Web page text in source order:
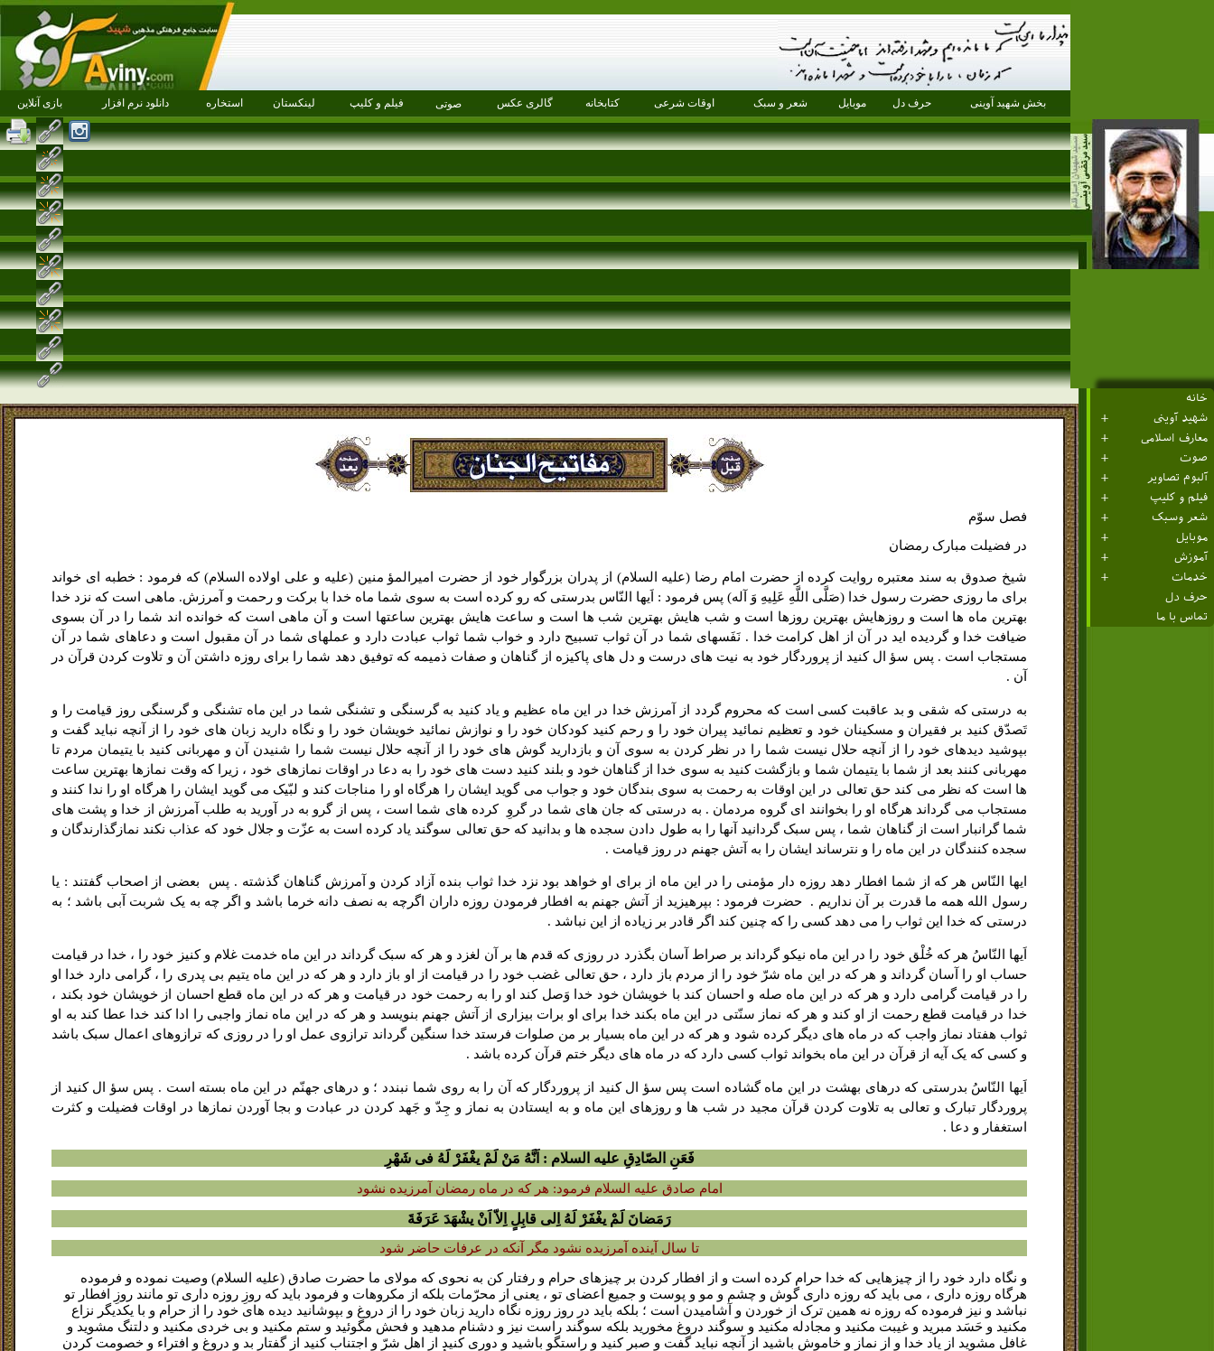
بخش شهید آوینی حرف دل موبایل شعر و سبک اوقات شرعی کتابخانه گالری عکس صوتی فیلم و کلیپ لینکستان استخاره دانلود نرم افزار بازی آنلاین
خانه
شهید آوینی
معارف اسلامی
صوت
آلبوم تصاویر
فیلم و کلیپ
شعر وسبک
موبایل
آموزش
خدمات
حرف دل
تماس با ما
فصل سوّم
در فضیلت مبارک رمضان
شیخ صدوق به سند معتبره روایت کرده از حضرت امام رضا (علیه السلام) از پدران بزرگوار خود از حضرت امیرالمؤ منین (علیه و على اولاده السلام) که فرمود : خطبه اى خواند
براى ما روزى حضرت رسول خدا (صَلَّى اللَّهِ عَلِیهِ وَ آله) پس فرمود : اَیها النّاس بدرستى که رو کرده است به سوى شما ماه خدا با برکت و رحمت و آمرزش. ماهى است که نزد خدا
بهترین ماه ها است و روزهایش بهترین روزها است و شب هایش بهترین شب ها است و ساعت هایش بهترین ساعتها است و آن ماهی است که خوانده اند شما را در آن بسوى
ضیافت خدا و گردیده اید در آن از اهل کرامت خدا . نَفَسهاى شما در آن ثواب تسبیح دارد و خواب شما ثواب عبادت دارد و عملهاى شما در آن مقبول است و دعاهاى شما در آن
مستجاب است . پس سؤ ال کنید از پروردگار خود به نیت هاى درست و دل هاى پاکیزه از گناهان و صفات ذمیمه که توفیق دهد شما را براى روزه داشتن آن و تلاوت کردن قرآن در
آن .
به درستى که شقى و بد عاقبت کسى است که محروم گردد از آمرزش خدا در این ماه عظیم و یاد کنید به گرسنگى و تشنگى شما در این ماه تشنگى و گرسنگى روز قیامت را و
تَصدّق کنید بر فقیران و مسکینان خود و تعظیم نمائید پیران خود را و رحم کنید کودکان خود را و نوازش نمائید خویشان خود را و نگاه دارید زبان هاى خود را از آنچه نباید گفت و
بپوشید دیدهاى خود را از آنچه حلال نیست شما را در نظر کردن به سوى آن و بازدارید گوش هاى خود را از آنچه حلال نیست شما را شنیدن آن و مهربانى کنید با یتیمان مردم تا
مهربانى کنند بعد از شما با یتیمان شما و بازگشت کنید به سوى خدا از گناهان خود و بلند کنید دست هاى خود را به دعا در اوقات نمازهاى خود ، زیرا که وقت نمازها بهترین ساعت
ها است که نظر مى کند حق تعالى در این اوقات به رحمت به سوى بندگان خود و جواب مى گوید ایشان را هرگاه او را مناجات کند و لبّیک مى گوید ایشان را هرگاه او را ندا کنند و
مستجاب مى گرداند هرگاه او را بخوانند اى گروه مردمان . به درستى که جان هاى شما در گروِ کرده هاى شما است ، پس از گرو به در آورید به طلب آمرزش از خدا و پشت هاى
شما گرانبار است از گناهان شما ، پس سبک گردانید آنها را به طول دادن سجده ها و بدانید که حق تعالى سوگند یاد کرده است به عزّت و جلال خود که عذاب نکند نمازگذارندگان و
سجده کنندگان در این ماه را و نترساند ایشان را به آتش جهنم در روز قیامت .
ایها النّاس هر که از شما افطار دهد روزه دار مؤمنى را در این ماه از براى او خواهد بود نزد خدا ثواب بنده آزاد کردن و آمرزش گناهان گذشته . پس ‍ بعضى از اصحاب گفتند : یا
رسول الله همه ما قدرت بر آن نداریم . حضرت فرمود : بپرهیزید از آتش جهنم به افطار فرمودن روزه داران اگرچه به نصف دانه خرما باشد و اگر چه به یک شربت آبى باشد ؛ به
درستى که خدا این ثواب را مى دهد کسى را که چنین کند اگر قادر بر زیاده از این نباشد .
اَیها النّاسُ هر که خُلْق خود را در این ماه نیکو گرداند بر صراط آسان بگذرد در روزى که قدم ها بر آن لغزد و هر که سبک گرداند در این ماه خدمت غلام و کنیز خود را ، خدا در قیامت
حساب او را آسان گرداند و هر که در این ماه شرّ خود را از مردم باز دارد ، حق تعالى غضب خود را در قیامت از او باز دارد و هر که در این ماه یتیم بى پدرى را ، گرامى دارد خدا او
را در قیامت گرامى دارد و هر که در این ماه صله و احسان کند با خویشان خود خدا وَصل کند او را به رحمت خود در قیامت و هر که در این ماه قطع احسان از خویشان خود بکند ،
خدا در قیامت قطع رحمت از او کند و هر که نماز سنّتى در این ماه بکند خدا براى او برات بیزارى از آتش جهنم بنویسد و هر که در این ماه نماز واجبى را ادا کند خدا عطا کند به او
ثواب هفتاد نماز واجب که در ماه هاى دیگر کرده شود و هر که در این ماه بسیار بر من صلوات فرستد خدا سنگین گرداند ترازوى عمل او را در روزى که ترازوهاى اعمال سبک باشد
و کسى که یک آیه از قرآن در این ماه بخواند ثواب کسى دارد که در ماه هاى دیگر ختم قرآن کرده باشد .
اَیها النّاسُ بدرستى که درهاى بهشت در این ماه گشاده است پس سؤ ال کنید از پروردگار که آن را به روى شما نبندد ؛ و درهاى جهنّم در این ماه بسته است . پس سؤ ال کنید از
پروردگار تبارک و تعالى به تلاوت کردن قرآن مجید در شب ها و روزهاى این ماه و به ایستادن به نماز و جِدّ و جَهد کردن در عبادت و بجا آوردن نمازها در اوقات فضیلت و کثرت
استغفار و دعا .
فَعَنِ الصّادِقِ علیه السلام : اَنَّهُ مَنْ لَمْ یغْفَرْ لَهُ فى شَهْرِ
امام صادق علیه السلام فرمود: هر که در ماه رمضان آمرزیده نشود
رَمَضانَ لَمْ یغْفَرْ لَهُ اِلى قابِلٍ اِلاّ اَنْ یشْهَدَ عَرَفَةَ
تا سال آینده آمرزیده نشود مگر آنکه در عرفات حاضر شود
و نگاه دارد خود را از چیزهایى که خدا حرام کرده است و از افطار کردن بر چیزهاى حرام و رفتار کن به نحوى که مولاى ما حضرت صادق (علیه السلام) وصیت نموده و فرموده
هرگاه روزه دارى ، مى باید که روزه داری گوش و چشم و مو و پوست و جمیع اعضاى تو ، یعنى از محرّمات بلکه از مکروهات و فرمود باید که روزِ روزه داری تو مانند روزِ افطار تو
نباشد و نیز فرموده که روزه نه همین ترک از خوردن و آشامیدن است ؛ بلکه باید در روز روزه نگاه دارید زبان خود را از دروغ و بپوشانید دیده هاى خود را از حرام و با یکدیگر نزاع
مکنید و حَسَد مبرید و غیبت مکنید و مجادله مکنید و سوگند دروغ مخورید بلکه سوگند راست نیز و دشنام مدهید و فحش مگوئید و ستم مکنید و بى خردى مکنید و دلتنگ مشوید و
غافل مشوید از یاد خدا و از نماز و خاموش باشید از آنچه نباید گفت و صبر کنید و راستگو باشید و دورى کنید از اهل شرّ و اجتناب کنید از گفتار بد و دروغ و افتراء و خصومت کردن